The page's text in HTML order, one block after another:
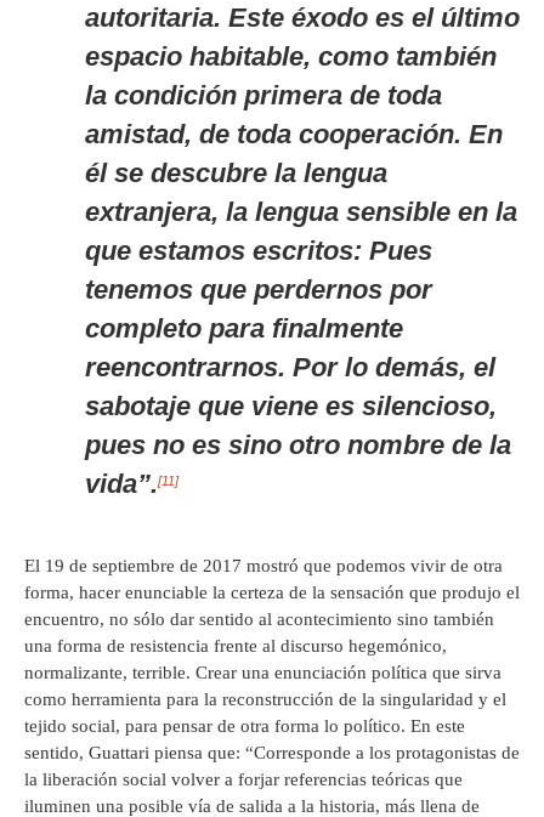
autoritaria. Este éxodo es el último
espacio habitable, como también
la condición primera de toda
amistad, de toda cooperación. En
él se descubre la lengua
extranjera, la lengua sensible en la
que estamos escritos: Pues
tenemos que perdernos por
completo para finalmente
reencontrarnos. Por lo demás, el
sabotaje que viene es silencioso,
pues no es sino otro nombre de la
vida”.[11]
El 19 de septiembre de 2017 mostró que podemos vivir de otra
forma, hacer enunciable la certeza de la sensación que produjo el
encuentro, no sólo dar sentido al acontecimiento sino también
una forma de resistencia frente al discurso hegemónico,
normalizante, terrible. Crear una enunciación política que sirva
como herramienta para la reconstrucción de la singularidad y el
tejido social, para pensar de otra forma lo político. En este
sentido, Guattari piensa que: “Corresponde a los protagonistas de
la liberación social volver a forjar referencias teóricas que
iluminen una posible vía de salida a la historia, más llena de